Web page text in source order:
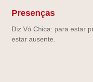
Presenças
Diz Vó Chica: para estar
estar ausente.